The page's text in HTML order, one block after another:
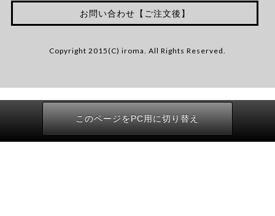
お問い合わせ【ご注文後】
Copyright 2015(C) iroma. All Rights Reserved.
このページをPC用に切り替え